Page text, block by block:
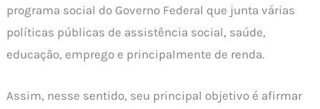
programa social do Governo Federal que junta várias
políticas públicas de assistência social, saúde,
educação, emprego e principalmente de renda.
Assim, nesse sentido, seu principal objetivo é afirmar